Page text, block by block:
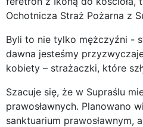
Ochotnicza Straż Pożarna z
Byli to nie tylko mężczyźni -
dawna jesteśmy
kobiety – strażaczki, które
Szacuje się, że w Supraślu
prawosławnych. Planowano
sanktuarium prawosławnym,